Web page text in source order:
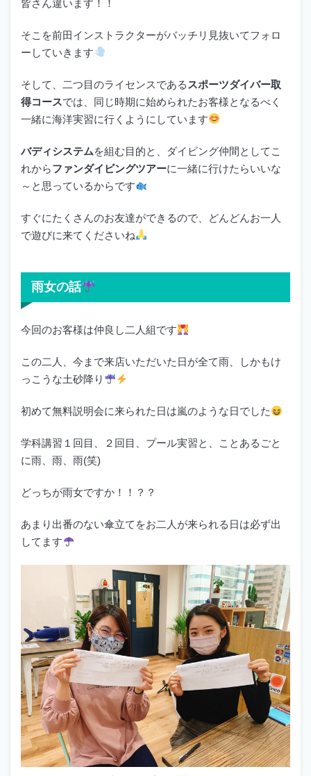
皆さん違います！！
そこを前田インストラクターがバッチリ見抜いてフォロ
ーしていきます
そして、二つ目のライセンスである スポーツダイバー取
得コースでは、同じ時期に始められたお客様となるべく
一緒に海洋実習に行くようにしています
バディシステムを組む目的と、ダイビング仲間としてこ
れからファンダイビングツアーに一緒に行けたらいいな
～と思っているからです
すぐにたくさんのお友達ができるので、どんどんお一人
で遊びに来てくださいね
雨女の話
今回のお客様は仲良し二人組です
この二人、今まで来店いただいた日が全て雨、しかもけ
っこうな土砂降り
初めて無料説明会に来られた日は嵐のような日でした
学科講習１回目、２回目、プール実習と、ことあるごと
に雨、雨、雨(笑)
どっちが雨女ですか！！？？
あまり出番のない傘立てをお二人が来られる日は必ず出
してます